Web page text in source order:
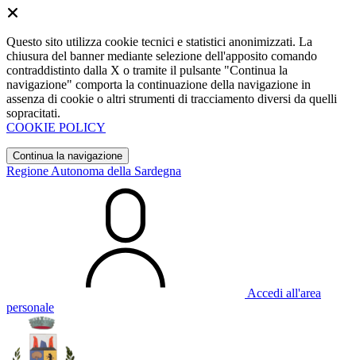
Questo sito utilizza cookie tecnici e statistici anonimizzati. La
chiusura del banner mediante selezione dell'apposito comando
contraddistinto dalla X o tramite il pulsante "Continua la
navigazione" comporta la continuazione della navigazione in
assenza di cookie o altri strumenti di tracciamento diversi da quelli
sopracitati.
COOKIE POLICY
Continua la navigazione
Regione Autonoma della Sardegna
Accedi all'area
personale